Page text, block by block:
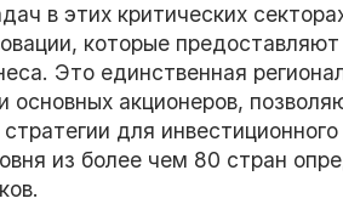
в этих критических
которые
Это единственная
основных акционеров,
для
из более чем 80 стран